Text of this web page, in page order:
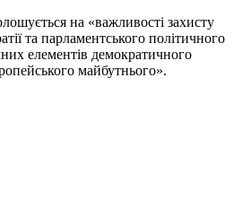
на «важливості захисту
та парламентського політичного
елементів демократичного
майбутнього».